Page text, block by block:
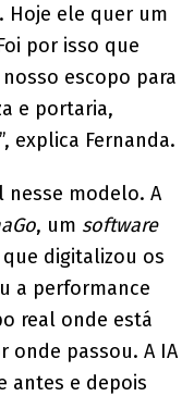
Hoje ele quer um
por isso que
escopo para
e portaria,
explica Fernanda.
modelo. A
, um software
digitalizou os
a performance
real onde está
onde passou. A IA
antes e depois